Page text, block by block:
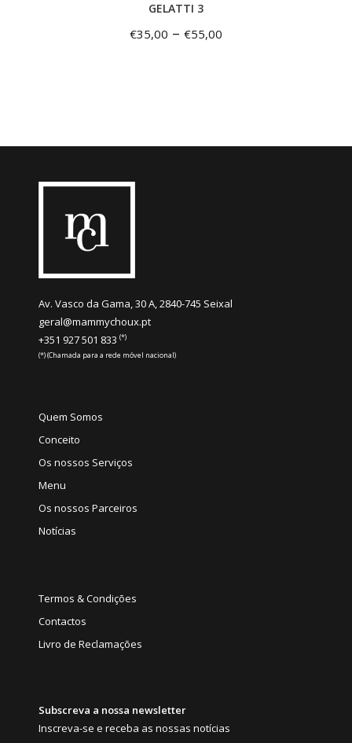
GELATTI 3
€35,00 – €55,00
Av. Vasco da Gama, 30 A, 2840-745 Seixal
geral@mammychoux.pt
+351 927 501 833 (*)
(*) (Chamada para a rede móvel nacional)
Quem Somos
Conceito
Os nossos Serviços
Menu
Os nossos Parceiros
Notícias
Termos & Condições
Contactos
Livro de Reclamações
Subscreva a nossa newsletter
Inscreva-se e receba as nossas notícias